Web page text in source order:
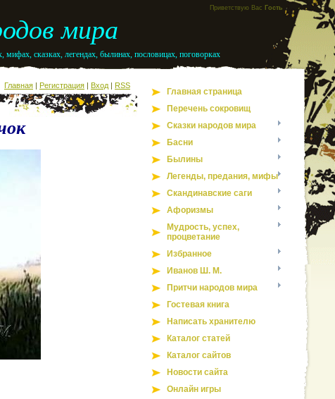
Приветствую Вас Гость
мира
сказках, легендах, былинах, пословицах, поговорках
Главная | Регистрация | Вход | RSS
Главная страница
Перечень сокровищ
Сказки народов мира
Басни
Былины
Легенды, предания, мифы
Скандинавские саги
Афоризмы
Мудрость, успех,
процветание
Избранное
Иванов Ш. М.
Притчи народов мира
Гостевая книга
Написать хранителю
Каталог статей
Каталог сайтов
Новости сайта
Онлайн игры